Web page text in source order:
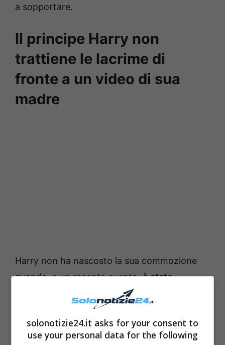
a sopportare.
Il principe Harry non
trattiene le lacrime di
fronte a un video di sua
madre
Harry non ha nascosto la sua commozione
quando, a un recente evento,è stato
proiettato un video di sua madre, la
compianta principessa Diana, intenta a
coccolare Harry(ancora bambino),
tenendolo tra le braccia.
solonotizie24.it asks for your consent to
use your personal data for the following